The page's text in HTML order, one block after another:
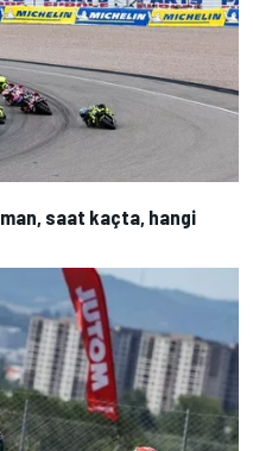
saat kaçta, hangi